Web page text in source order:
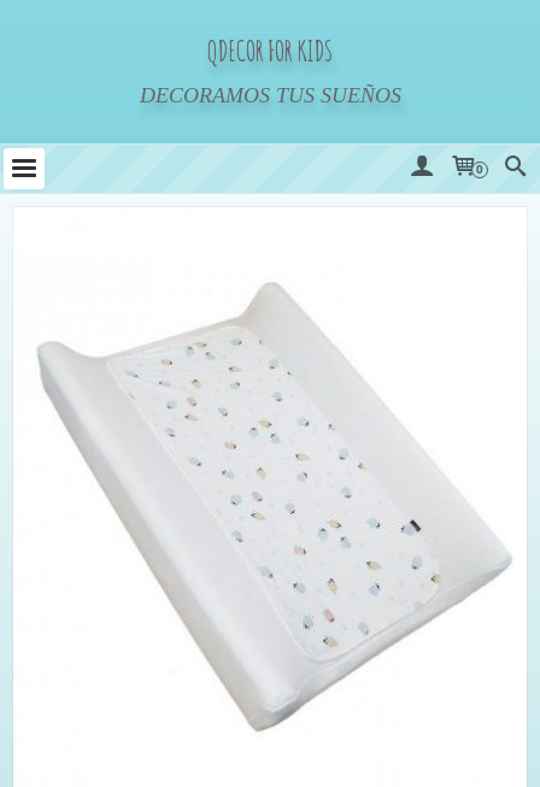
QDECOR FOR KIDS
DECORAMOS TUS SUEÑOS
0